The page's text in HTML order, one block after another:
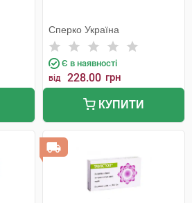
Сперко Україна
Є в наявності
від 228.00 грн
КУПИТИ